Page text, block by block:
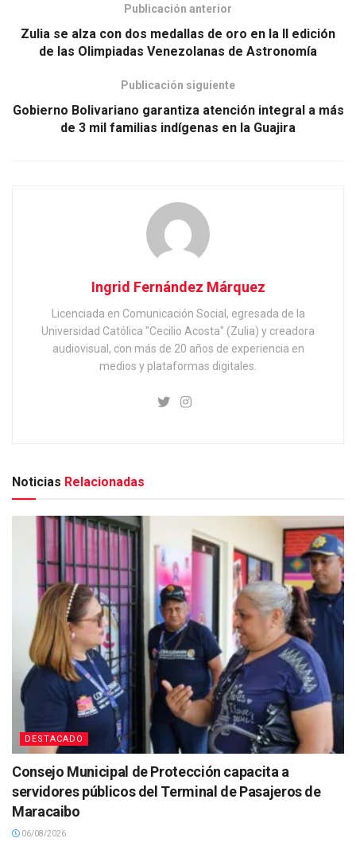
Publicación anterior
Zulia se alza con dos medallas de oro en la II edición
de las Olimpiadas Venezolanas de Astronomía
Publicación siguiente
Gobierno Bolivariano garantiza atención integral a más
de 3 mil familias indígenas en la Guajira
Ingrid Fernández Márquez
Licenciada en Comunicación Social, egresada de la
Universidad Católica "Cecilio Acosta" (Zulia) y creadora
audiovisual, con más de 20 años de experiencia en
medios y plataformas digitales.
Noticias Relacionadas
DESTACADO
Consejo Municipal de Protección capacita a
servidores públicos del Terminal de Pasajeros de
Maracaibo
06/08/2026